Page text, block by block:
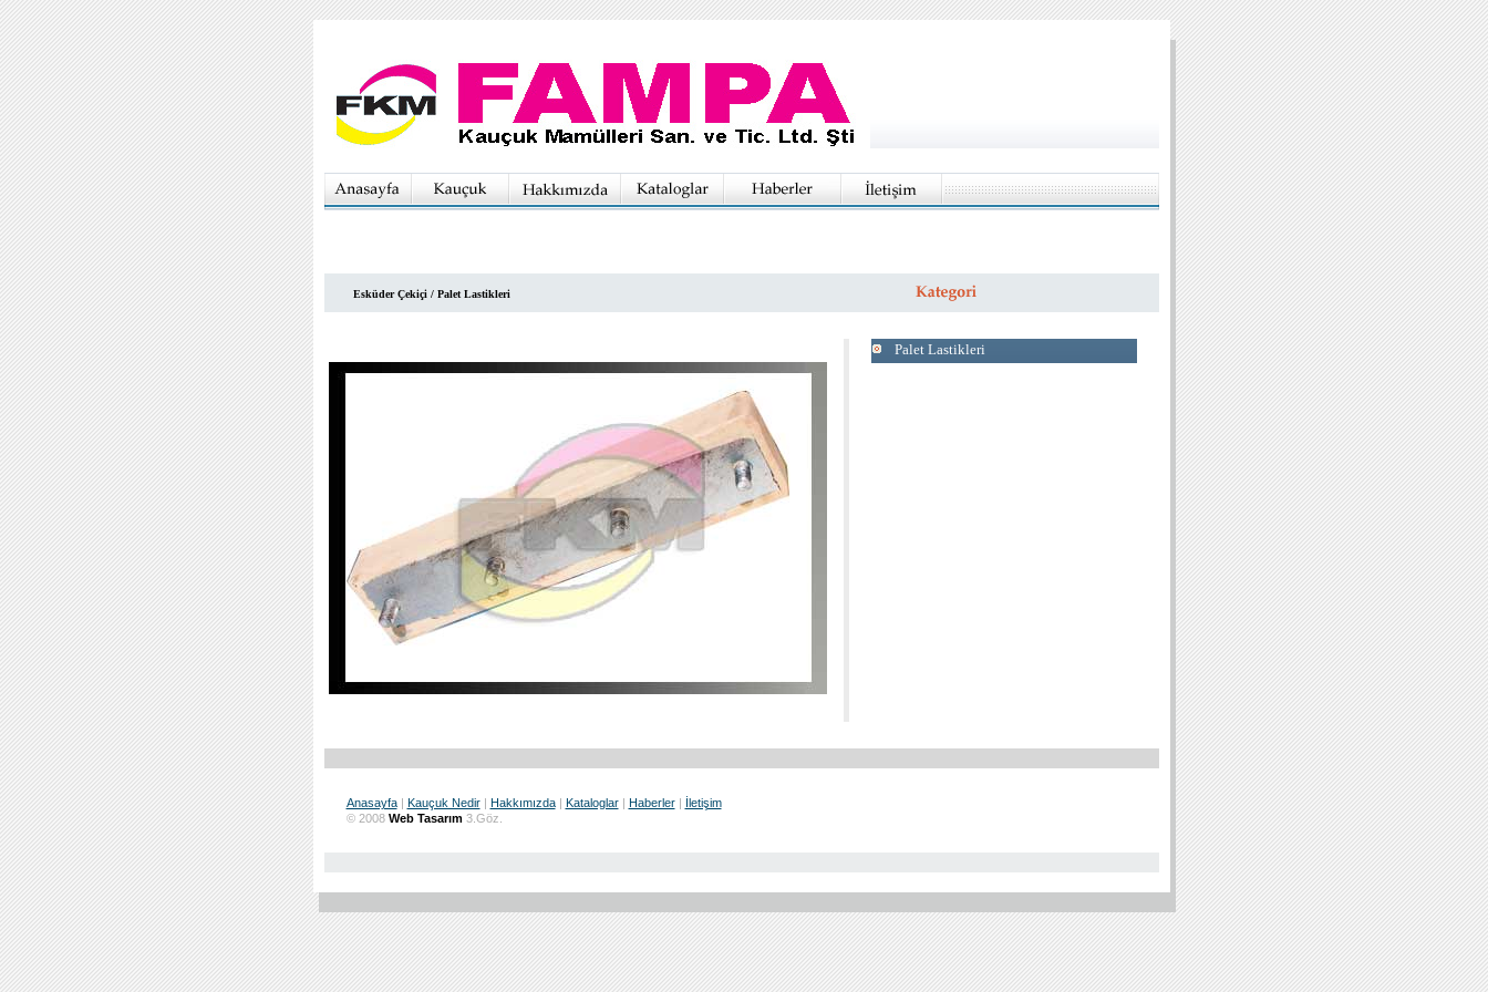
Esküder Çekiçi / Palet Lastikleri
Palet Lastikleri
Anasayfa| Kauçuk Nedir| Hakkımızda| Kataloglar| Haberler| İletişim
© 2008 Web Tasarım3.Göz.